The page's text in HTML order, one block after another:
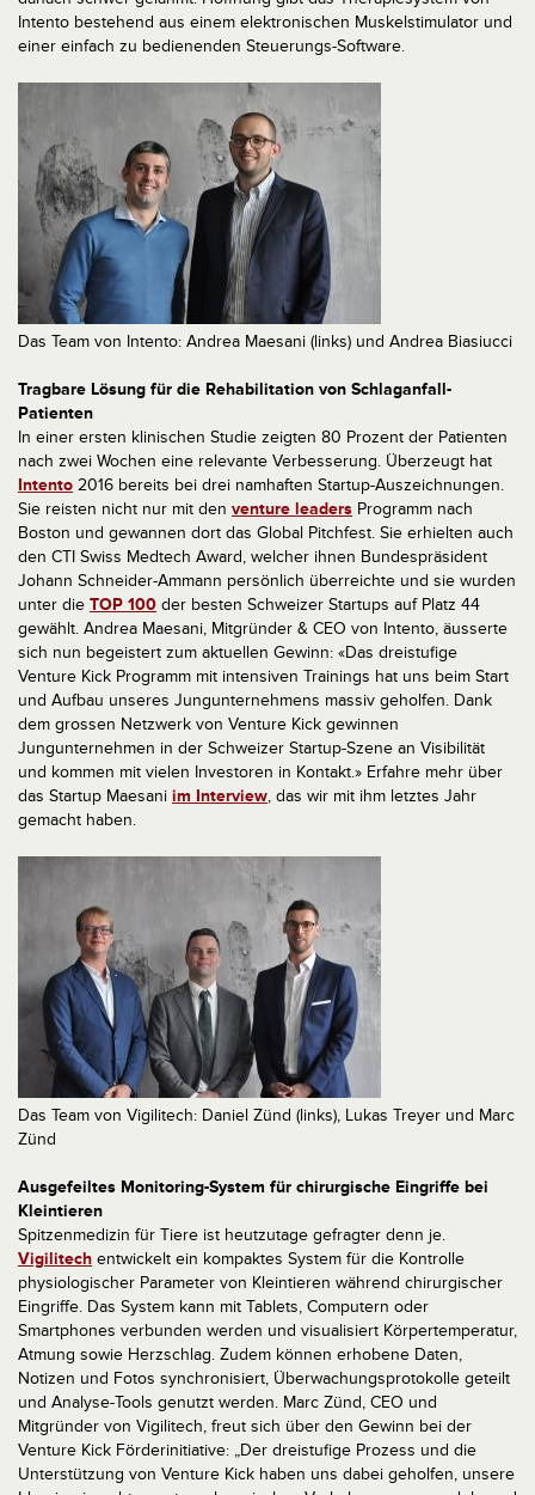
Intento bestehend aus einem elektronischen Muskelstimulator und
einer einfach zu bedienenden Steuerungs-Software.
Das Team von Intento: Andrea Maesani (links) und Andrea Biasiucci
Tragbare Lösung für die Rehabilitation von Schlaganfall-
Patienten
In einer ersten klinischen Studie zeigten 80 Prozent der Patienten
nach zwei Wochen eine relevante Verbesserung. Überzeugt hat
Intento 2016 bereits bei drei namhaften Startup-Auszeichnungen.
Sie reisten nicht nur mit den venture leaders Programm nach
Boston und gewannen dort das Global Pitchfest. Sie erhielten auch
den CTI Swiss Medtech Award, welcher ihnen Bundespräsident
Johann Schneider-Ammann persönlich überreichte und sie wurden
unter die TOP 100 der besten Schweizer Startups auf Platz 44
gewählt. Andrea Maesani, Mitgründer & CEO von Intento, äusserte
sich nun begeistert zum aktuellen Gewinn: «Das dreistufige
Venture Kick Programm mit intensiven Trainings hat uns beim Start
und Aufbau unseres Jungunternehmens massiv geholfen. Dank
dem grossen Netzwerk von Venture Kick gewinnen
Jungunternehmen in der Schweizer Startup-Szene an Visibilität
und kommen mit vielen Investoren in Kontakt.» Erfahre mehr über
das Startup Maesani im Interview, das wir mit ihm letztes Jahr
gemacht haben.
Das Team von Vigilitech: Daniel Zünd (links), Lukas Treyer und Marc
Zünd
Ausgefeiltes Monitoring-System für chirurgische Eingriffe bei
Kleintieren
Spitzenmedizin für Tiere ist heutzutage gefragter denn je.
Vigilitech entwickelt ein kompaktes System für die Kontrolle
physiologischer Parameter von Kleintieren während chirurgischer
Eingriffe. Das System kann mit Tablets, Computern oder
Smartphones verbunden werden und visualisiert Körpertemperatur,
Atmung sowie Herzschlag. Zudem können erhobene Daten,
Notizen und Fotos synchronisiert, Überwachungsprotokolle geteilt
und Analyse-Tools genutzt werden. Marc Zünd, CEO und
Mitgründer von Vigilitech, freut sich über den Gewinn bei der
Venture Kick Förderinitiative: „Der dreistufige Prozess und die
Unterstützung von Venture Kick haben uns dabei geholfen, unsere